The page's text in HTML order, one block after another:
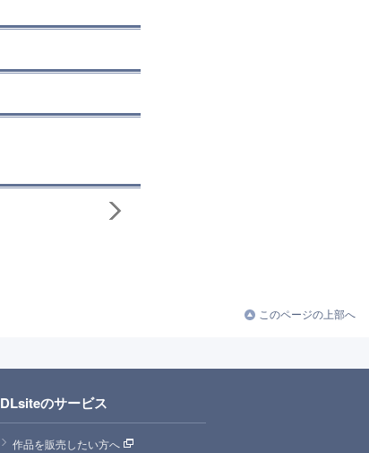
このページの上部へ
DLsiteのサービス
作品を販売したい方へ